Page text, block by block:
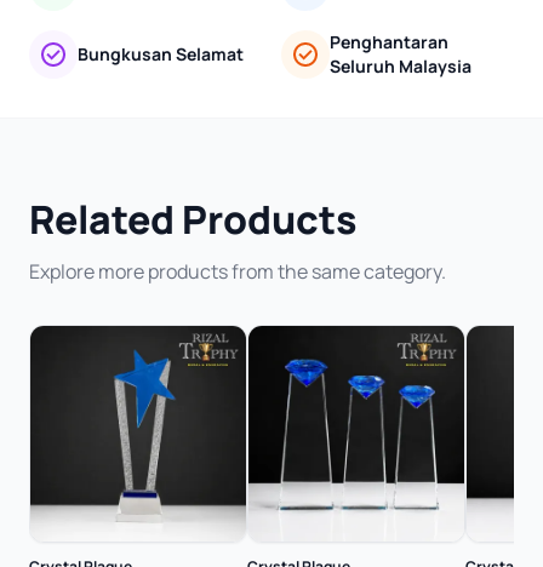
Bungkusan Selamat
Penghantaran
Seluruh Malaysia
Related Products
Explore more products from the same category.